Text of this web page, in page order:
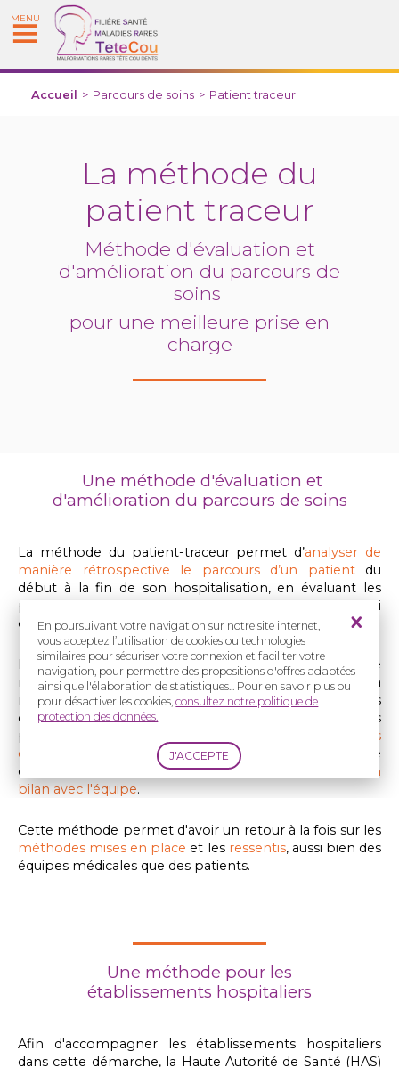
En poursuivant votre navigation sur notre site internet,
vous acceptez l’utilisation de cookies ou technologies
similaires pour sécuriser votre connexion et faciliter votre
navigation, pour permettre des propositions d'offres adaptées
ainsi que l'élaboration de statistiques... Pour en savoir plus ou
pour désactiver les cookies,consultez notre politique de
protection des données.
MENU
Accueil > Parcours de soins > Patient traceur
La méthode du
patient traceur
Méthode d'évaluation et
d'amélioration du parcours de
soins
pour une meilleure prise en
charge
Une méthode d'évaluation et
d'amélioration du parcours de soins
La méthode du patient-traceur permet d’analyser de
manière rétrospective le parcours d’un patientdu
début à la fin de son hospitalisation, en évaluant les
processus de soins, les organisations et les systèmes qui
ont concourus à sa prise en charge.
En pratique, lorsqu'une équipe de soins va décider de
mettre en place la méthode du patient traceur, elle va
nommer un ou plusieurs auditeurs ayant pour missions
de reprendre l'ensemble du parcours de quelques
patients en
étudiant l'ensemble des éléments de leurs
dossiers médicaux
(pour l'épisode de prise en charge
étudié), en
échangeant avec les patients
faisant un
bilan avec l'équipe.
Cette méthode permet d'avoir un retour à la fois sur les
méthodes mises en place et les ressentis, aussi bien des
équipes médicales que des patients.
Une méthode pour les
établissements hospitaliers
Afin d'accompagner les établissements hospitaliers
dans cette démarche, la Haute Autorité de Santé (HAS)